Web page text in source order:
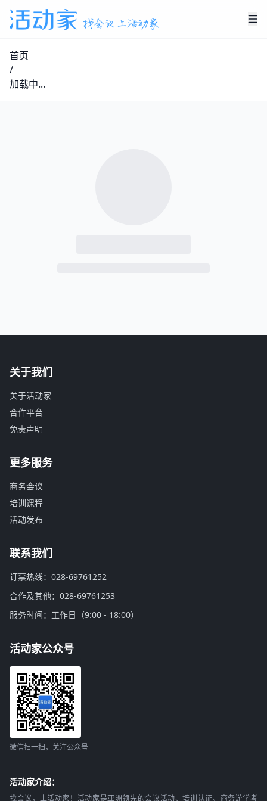
首页
/
加载中...
关于我们
关于活动家
合作平台
免责声明
更多服务
商务会议
培训课程
活动发布
联系我们
订票热线：028-69761252
合作及其他：028-69761253
服务时间：工作日（9:00 - 18:00）
活动家公众号
微信扫一扫，关注公众号
活动家介绍：
找会议，上活动家！活动家是亚洲领先的会议活动、培训认证、商务游学考